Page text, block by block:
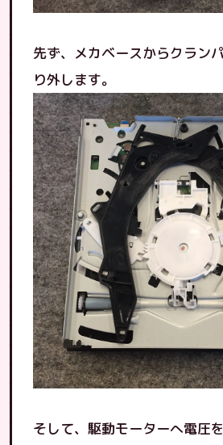
先ず、メカベースからクラン
り外します。
そして、駆動モーターへ電圧